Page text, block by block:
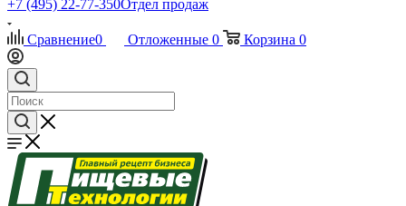
+7 (495) 22-77-350Отдел продаж
Сравнение0 Отложенные 0 Корзина 0